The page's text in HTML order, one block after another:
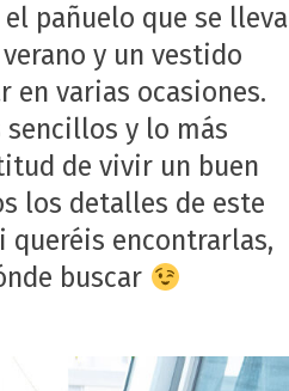
pañuelo que se lleva
y un vestido
en varias ocasiones.
y lo más
de vivir un buen
los detalles de este
queréis encontrarlas,
buscar